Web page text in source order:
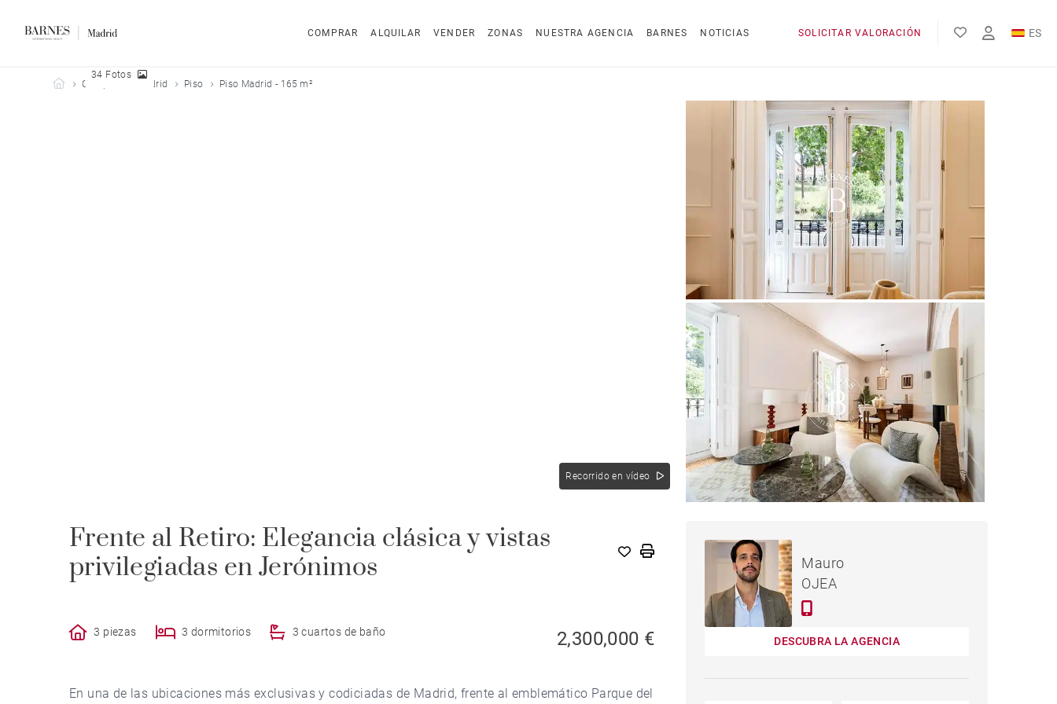
COMPRAR ALQUILAR VENDER ZONAS NUESTRA AGENCIA BARNES NOTICIAS SOLICITAR VALORACIÓN ES
EN
Barnes Madrid
Comprar Madrid Piso Piso Madrid - 165 m²
Recorrido en vídeo
34 Fotos
Frente al Retiro: Elegancia clásica y vistas
privilegiadas en Jerónimos
3 piezas 3 dormitorios 3 cuartos de baño 2,300,000 €
En una de las ubicaciones más exclusivas y codiciadas de Madrid, frente al emblemático Parque del
PISO MADRID - 165 M²
Mauro
OJEA
DESCUBRA LA AGENCIA